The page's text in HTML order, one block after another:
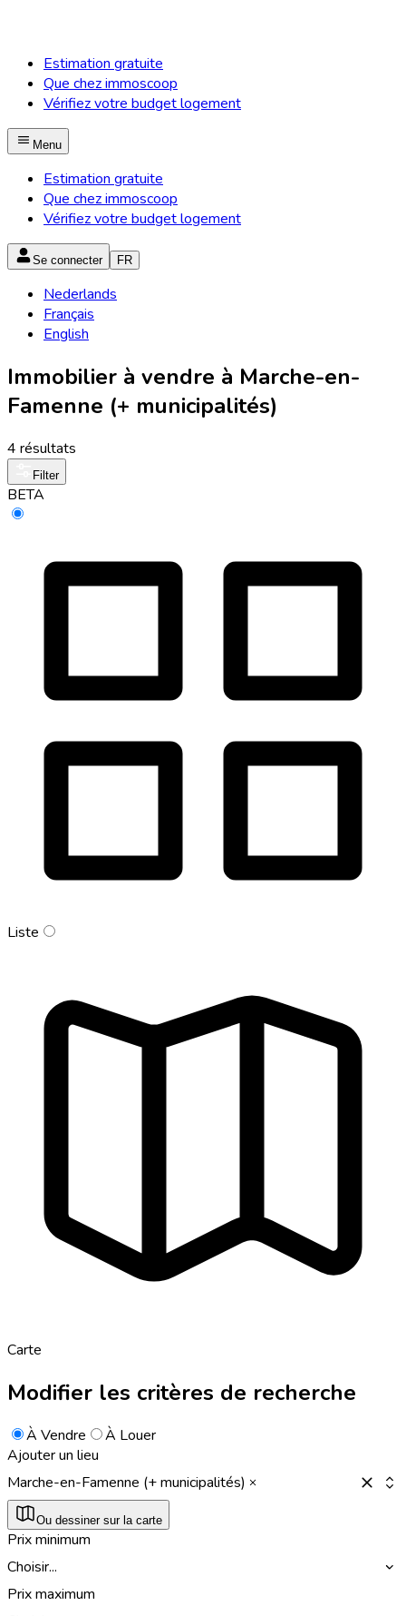
Estimation gratuite
Que chez immoscoop
Vérifiez votre budget logement
Menu
Estimation gratuite
Que chez immoscoop
Vérifiez votre budget logement
Se connecter FR
Nederlands
Français
English
Immobilier à vendre à Marche-en-
Famenne (+ municipalités)
4 résultats
Filter
BETA
Liste
Carte
Modifier les critères de recherche
À Vendre
À Louer
Ajouter un lieu
Marche-en-Famenne (+ municipalités)
Ou dessiner sur la carte
Prix minimum
Choisir...
Prix maximum